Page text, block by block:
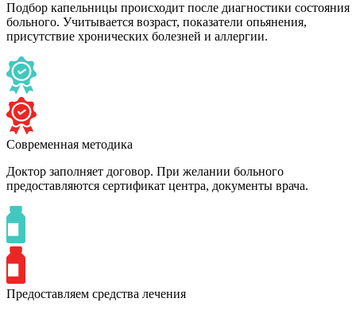
Подбор капельницы происходит после диагностики состояния
больного. Учитывается возраст, показатели опьянения,
присутствие хронических болезней и аллергии.
Современная методика
Доктор заполняет договор. При желании больного
предоставляются сертификат центра, документы врача.
Предоставляем средства лечения